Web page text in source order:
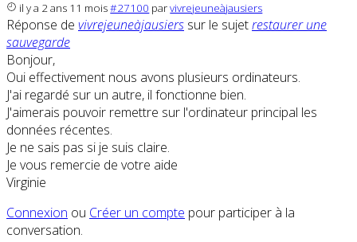
il y a 2 ans 11 mois#27100 parvivrejeuneàjausiers
Réponse de vivrejeuneàjausiers sur le sujetrestaurer une
sauvegarde
Bonjour,
Oui effectivement nous avons plusieurs ordinateurs.
J'ai regardé sur un autre, il fonctionne bien.
J'aimerais pouvoir remettre sur l'ordinateur principal les
données récentes.
Je ne sais pas si je suis claire.
Je vous remercie de votre aide
Virginie
Connexion ou Créer un compte pour participer à la
conversation.